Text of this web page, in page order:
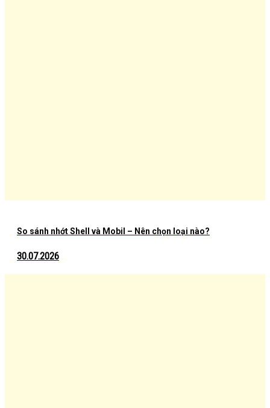
So sánh nhớt Shell và Mobil – Nên chọn loại nào?
30.07.2026